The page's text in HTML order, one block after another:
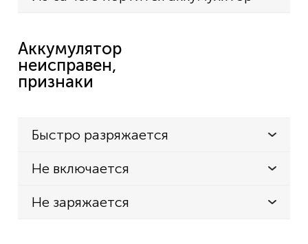
Аккумулятор
неисправен,
признаки
Быстро разряжается
Не включается
Не заряжается